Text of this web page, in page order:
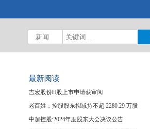
新闻
最新阅读
吉宏股份H股上市申请获审阅
老百姓：控股股东拟减持不超 2280.29 万股
中超控股:2024年度股东大会决议公告